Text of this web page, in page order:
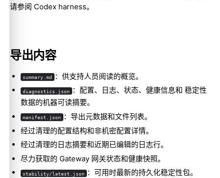
请参阅 Codex harness。
导出内容
summary.md ：供支持人员阅读的概览。
diagnostics.json ：配置、日志、状态、健康信息和 稳定性
数据的机器可读摘要。
manifest.json ：导出元数据和文件列表。
经过清理的配置结构和非机密配置详情。
经过清理的日志摘要和近期已编辑的日志行。
尽力获取的 Gateway 网关状态和健康快照。
stability/latest.json ：可用时最新的持久化稳定性包。